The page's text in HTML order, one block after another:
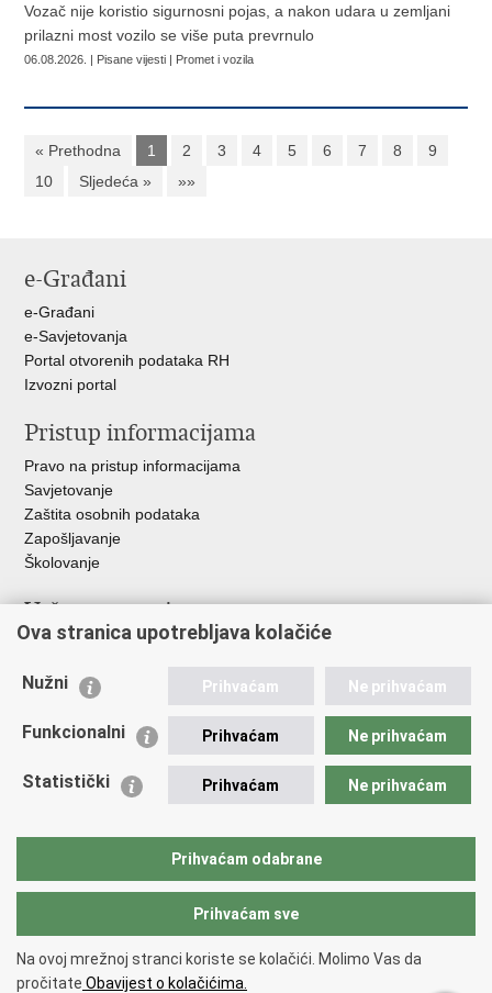
Vozač nije koristio sigurnosni pojas, a nakon udara u zemljani
prilazni most vozilo se više puta prevrnulo
06.08.2026. | Pisane vijesti | Promet i vozila
« Prethodna 1 2 3 4 5 6 7 8
9
10
Sljedeća » »»
e-Građani
e-Građani
e-Savjetovanja
Portal otvorenih podataka RH
Izvozni portal
Pristup informacijama
Pravo na pristup informacijama
Savjetovanje
Zaštita osobnih podataka
Zapošljavanje
Školovanje
Važne poveznice
Ministarstvo unutarnjih poslova
Udruge
Policijska akademija
Zaklada policijske solidarnosti
Vučetić"
Copyright © 2026 Policijska uprava Bjelovarsko-bilogorska.
Ova stranica upotrebljava kolačiće
Nužni Prihvaćam Ne prihvaćam
Funkcionalni Prihvaćam Ne prihvaćam
Statistički Prihvaćam Ne prihvaćam
Prihvaćam odabrane
Prihvaćam sve
Na ovoj mrežnoj stranci koriste se kolačići. Molimo Vas da
pročitate Obavijest o kolačićima.